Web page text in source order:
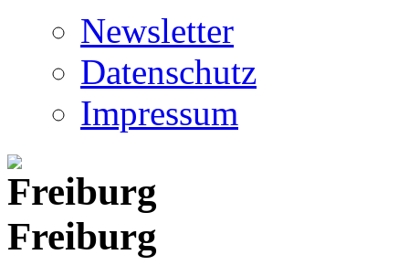
Newsletter
Datenschutz
Impressum
Freiburg